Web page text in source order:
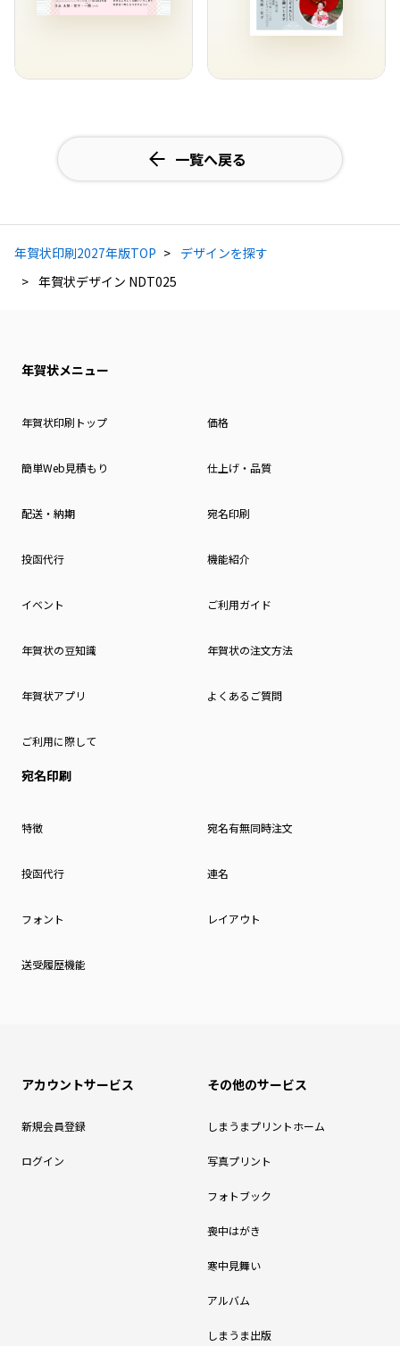
一覧へ戻る
年賀状印刷2027年版TOP
デザインを探す
年賀状デザイン NDT025
年賀状メニュー
年賀状印刷トップ 価格
簡単Web見積もり 仕上げ・品質
配送・納期 宛名印刷
投函代行 機能紹介
イベント ご利用ガイド
年賀状の豆知識 年賀状の注文方法
年賀状アプリ よくあるご質問
ご利用に際して
宛名印刷
特徴 宛名有無同時注文
投函代行 連名
フォント レイアウト
送受履歴機能
アカウントサービス
新規会員登録
ログイン
その他のサービス
しまうまプリントホーム
写真プリント
フォトブック
喪中はがき
寒中見舞い
アルバム
しまうま出版